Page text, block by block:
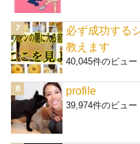
必ず成功する
教えます
40,045件のビュー
profile
39,974件のビュー